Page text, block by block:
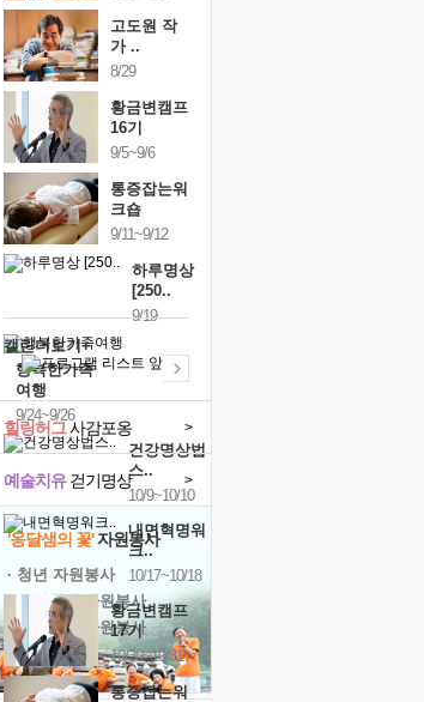
고도원 작
가 ..
8/29
황금변캠프
16기
9/5~9/6
통증잡는워
크숍
9/11~9/12
하루명상
[250..
9/19
행복한가족
여행
9/24~9/26
건강명상법
스..
10/9~10/10
내면혁명워
크..
10/17~10/18
황금변캠프
17기
10/30~10/31
통증잡는워
캘린더보기+
예술치유걷기명상 >
힐링허그사감포옹 >
'옹달샘의 꽃'자원봉사
· 청년 자원봉사
· 금빛청년 자원봉사
· 음식연구 자원봉사